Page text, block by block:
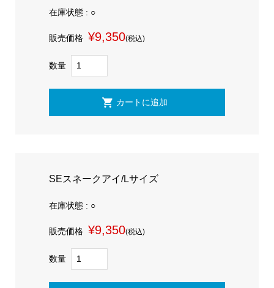
在庫状態 : ○
販売価格 ¥9,350(税込)
数量
SEスネークアイ/Lサイズ
在庫状態 : ○
販売価格 ¥9,350(税込)
数量